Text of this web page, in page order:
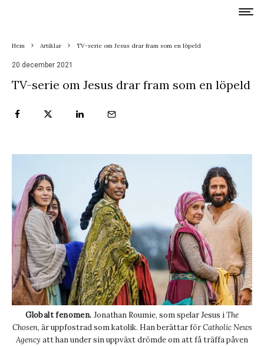
Hem Artiklar TV-serie om Jesus drar fram som en löpeld
20 december 2021
TV-serie om Jesus drar fram som en löpeld
Globalt fenomen. Jonathan Roumie, som spelar Jesus iThe
Chosen, är uppfostrad som katolik. Han berättar förCatholic News
Agency att han under sin uppväxt drömde om att få träffa påven